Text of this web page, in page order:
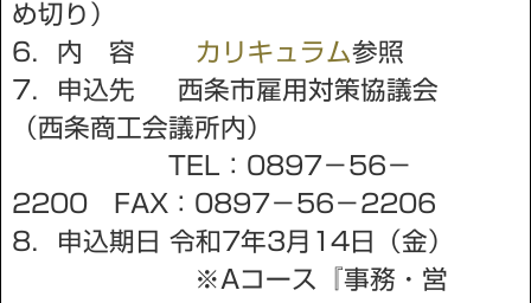
め切り）
6．内 容 カリキュラム参照
7．申込先 西条市雇用対策協議会
（西条商工会議所内）
TEL：0897－56－
2200 FAX：0897－56－2206
8．申込期日 令和7年3月14日（金）
※Aコース『事務・営